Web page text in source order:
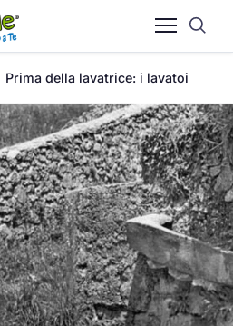
Prima della lavatrice: i lavatoi